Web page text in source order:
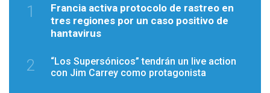
1
Francia activa protocolo de rastreo en
tres regiones por un caso positivo de
hantavirus
2
“Los Supersónicos” tendrán un live action
con Jim Carrey como protagonista